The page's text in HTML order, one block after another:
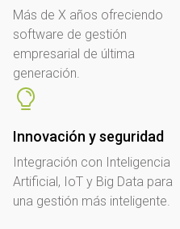
Más de X años ofreciendo
software de gestión
empresarial de última
generación.
Innovación y seguridad
Integración con Inteligencia
Artificial, IoT y Big Data para
una gestión más inteligente.